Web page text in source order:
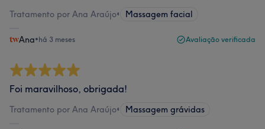
Tratamento por Ana Araújo• Massagem facial
Ana•há 3 meses Avaliação verificada
Foi maravilhoso, obrigada!
Tratamento por Ana Araújo• Massagem grávidas